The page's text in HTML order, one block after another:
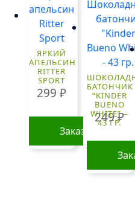
ЯРКИЙ
АПЕЛЬСИН
RITTER
SPORT
299₽
Заказать
БАТОНЧИК
“KINDER
BUENO
WHITE” –
43 ГР.
249₽